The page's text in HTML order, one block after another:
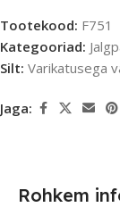
Tootekood: F751
Kategooriad:
Silt: Varikatusega
Jaga:
Rohkem